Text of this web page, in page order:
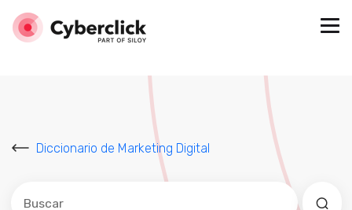
Diccionario de Marketing Digital
Este es un campo de búsqueda con una función de